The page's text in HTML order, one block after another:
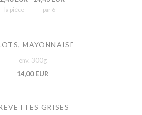
la pièce par 6
MAYONNAISE
env. 300g
14,00 EUR
GRISES